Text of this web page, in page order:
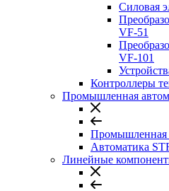
Силовая
VF-51
VF-101
Контроллеры
Промышленная
Промышленная
Автоматика
Линейные